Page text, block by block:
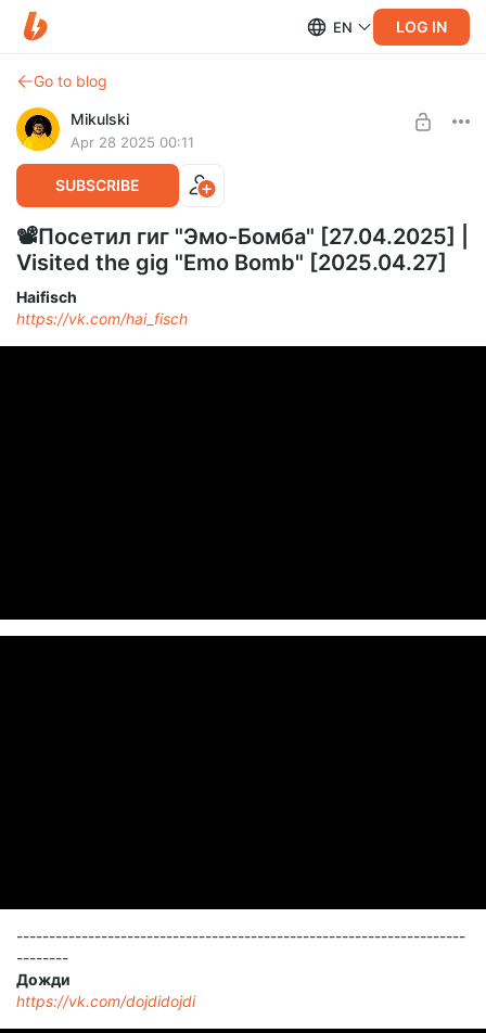
EN LOG IN
Go to blog
Mikulski
Apr 28 2025 00:11
SUBSCRIBE
📽️Посетил гиг "Эмо-Бомба" [27.04.2025] |
Visited the gig "Emo Bomb" [2025.04.27]
Haifisch
https://vk.com/hai_fisch
---------------------------------------------------------------------
--------
Дожди
https://vk.com/dojdidojdi